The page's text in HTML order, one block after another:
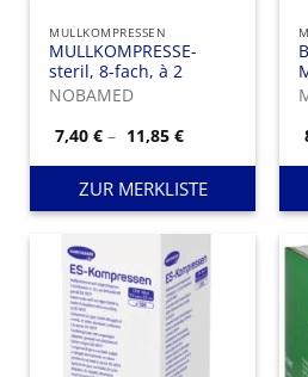
MULLKOMPRESSEN
MULLKOMPRESSE-
steril, 8-fach, à 2
NOBAMED
7,40€ – 11,85€Preisspanne:
7,40 €
bis
11,85 €
ZUR MERKLISTE